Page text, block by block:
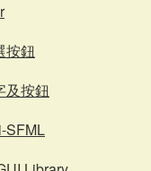
按鈕
及按鈕
SFML